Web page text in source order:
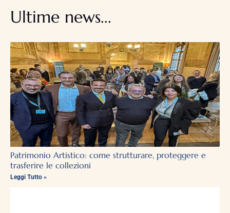
Ultime news...
Patrimonio Artistico: come strutturare, proteggere e
trasferire le collezioni
Leggi Tutto »